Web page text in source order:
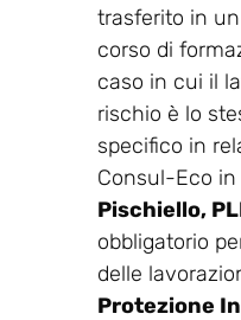
trasferito in
corso di
caso in cui il
rischio è lo
specifico in
Consul-Eco
Pischiello,
obbligatorio
delle
Protezione